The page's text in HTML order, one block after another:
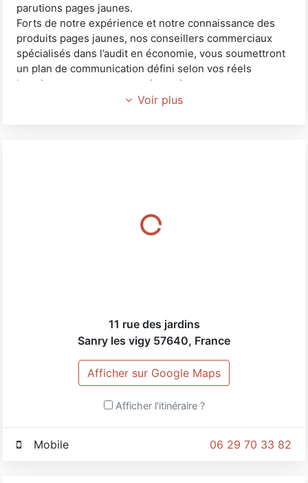
parutions pages jaunes.
Forts de notre expérience et notre connaissance des
produits pages jaunes, nos conseillers commerciaux
spécialisés dans l’audit en économie, vous soumettront
un plan de communication défini selon vos réels
besoins et votre retour sur investissement.
Nous confier votre budget pages jaunes ne modifie en
LSM, c est aussi l optimisation de votre site web sur le
Voir plus
11 rue des jardins
Sanry les vigy 57640, France
Afficher sur Google Maps
Afficher l'itinéraire ?
06 29 70 33 82
Mobile